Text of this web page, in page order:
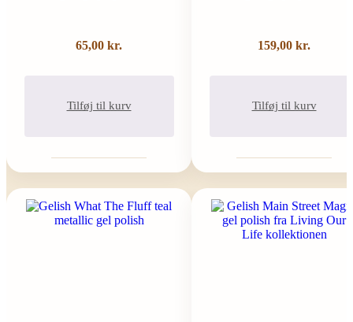
65,00 kr.
Tilføj til kurv
159,00 kr.
Tilføj til kurv